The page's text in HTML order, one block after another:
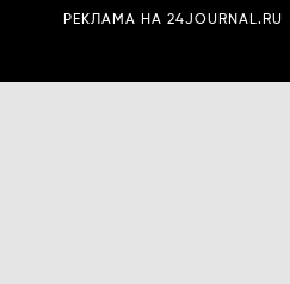
РЕКЛАМА НА 24JOURNAL.RU